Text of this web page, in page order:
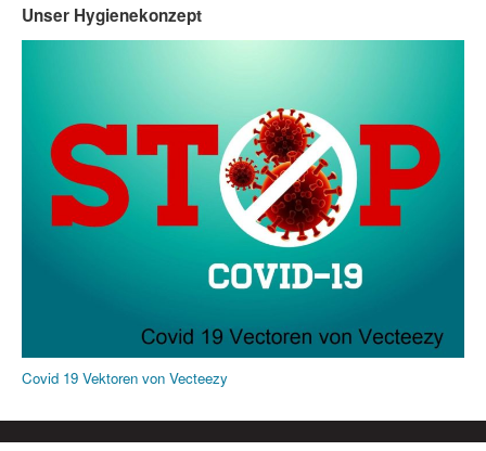
Unser Hygienekonzept
Covid 19 Vektoren von Vecteezy